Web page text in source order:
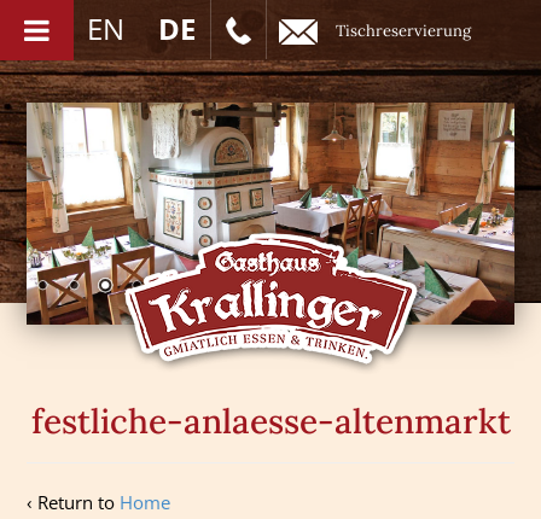
EN DE Tischreservierung
festliche-anlaesse-altenmarkt
‹ Return to Home